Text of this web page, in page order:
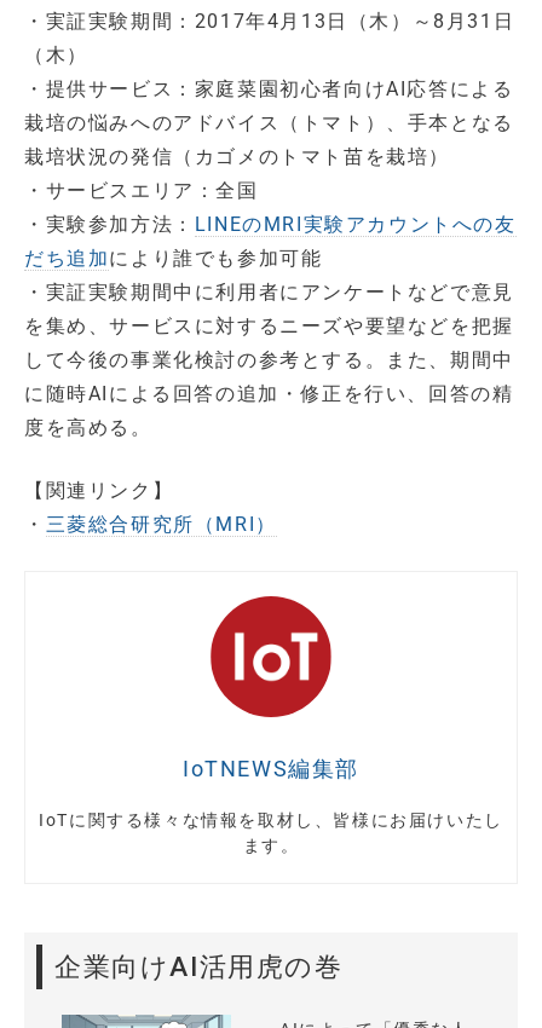
・実証実験期間：2017年4月13日（木）～8月31日
（木）
・提供サービス：家庭菜園初心者向けAI応答による
栽培の悩みへのアドバイス（トマト）、手本となる
栽培状況の発信（カゴメのトマト苗を栽培）
・サービスエリア：全国
・実験参加方法： LINEのMRI実験アカウントへの友
だち追加により誰でも参加可能
・実証実験期間中に利用者にアンケートなどで意見
を集め、サービスに対するニーズや要望などを把握
して今後の事業化検討の参考とする。また、期間中
に随時AIによる回答の追加・修正を行い、回答の精
度を高める。
【関連リンク】
・ 三菱総合研究所（MRI）
IoTNEWS編集部
IoTに関する様々な情報を取材し、皆様にお届けいたし
ます。
企業向けAI活用虎の巻